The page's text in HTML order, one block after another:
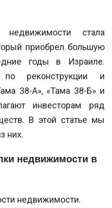
стала
приобрел большую
годы в Израиле.
реконструкции и
38-А», «Тама 38-Б» и
инвесторам ряд
В этой статье мы
них.
недвижимости в
недвижимости.